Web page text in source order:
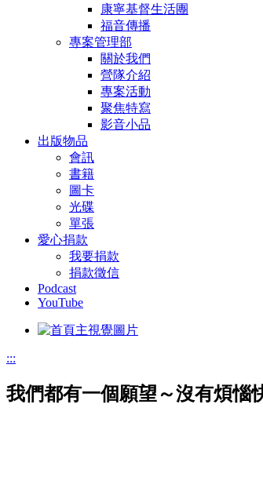
康寧基督生活團
福音傳播
專案管理部
關於我們
營隊介紹
專案活動
聚焦特寫
影音小品
出版物品
會訊
書籍
圖卡
光碟
單張
愛心捐款
我要捐款
捐款徵信
Podcast
YouTube
:::
我們都有一個願望～沒有煩惱